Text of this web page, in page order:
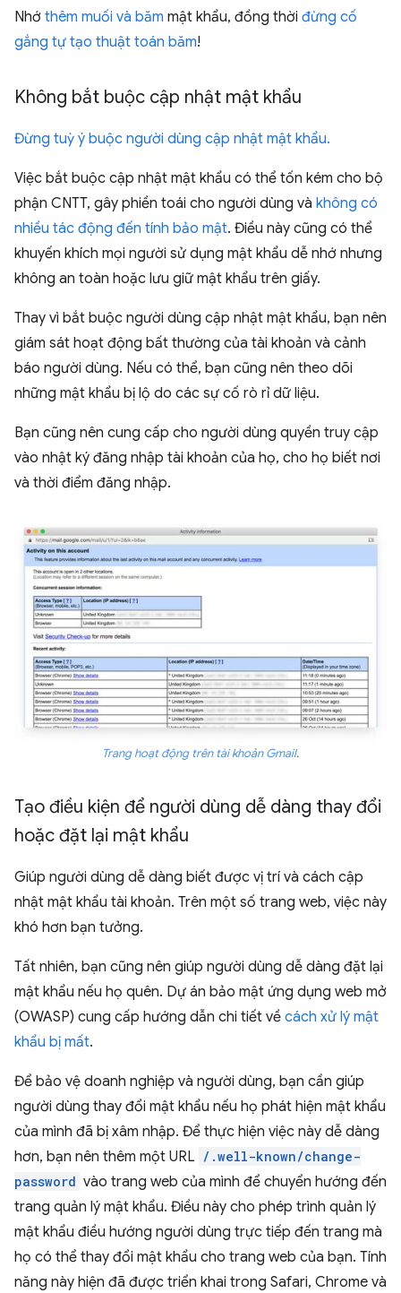
Nhớ thêm muối và băm mật khẩu, đồng thời đừng cố
gắng tự tạo thuật toán băm!
Không bắt buộc cập nhật mật khẩu
Đừng tuỳ ý buộc người dùng cập nhật mật khẩu.
Việc bắt buộc cập nhật mật khẩu có thể tốn kém cho bộ
phận CNTT, gây phiền toái cho người dùng và không có
nhiều tác động đến tính bảo mật. Điều này cũng có thể
khuyến khích mọi người sử dụng mật khẩu dễ nhớ nhưng
không an toàn hoặc lưu giữ mật khẩu trên giấy.
Thay vì bắt buộc người dùng cập nhật mật khẩu, bạn nên
giám sát hoạt động bất thường của tài khoản và cảnh
báo người dùng. Nếu có thể, bạn cũng nên theo dõi
những mật khẩu bị lộ do các sự cố rò rỉ dữ liệu.
Bạn cũng nên cung cấp cho người dùng quyền truy cập
vào nhật ký đăng nhập tài khoản của họ, cho họ biết nơi
và thời điểm đăng nhập.
Trang hoạt động trên tài khoản Gmail.
Tạo điều kiện để người dùng dễ dàng thay đổi
hoặc đặt lại mật khẩu
Giúp người dùng dễ dàng biết được vị trí và cách cập
nhật mật khẩu tài khoản. Trên một số trang web, việc này
khó hơn bạn tưởng.
Tất nhiên, bạn cũng nên giúp người dùng dễ dàng đặt lại
mật khẩu nếu họ quên. Dự án bảo mật ứng dụng web mở
(OWASP) cung cấp hướng dẫn chi tiết về cách xử lý mật
khẩu bị mất.
Để bảo vệ doanh nghiệp và người dùng, bạn cần giúp
người dùng thay đổi mật khẩu nếu họ phát hiện mật khẩu
của mình đã bị xâm nhập. Để thực hiện việc này dễ dàng
hơn, bạn nên thêm một URL /.well-known/change-
password vào trang web của mình để chuyển hướng đến
trang quản lý mật khẩu. Điều này cho phép trình quản lý
mật khẩu điều hướng người dùng trực tiếp đến trang mà
họ có thể thay đổi mật khẩu cho trang web của bạn. Tính
năng này hiện đã được triển khai trong Safari, Chrome và